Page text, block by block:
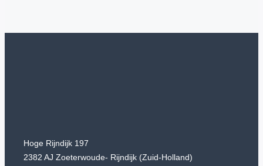
Hoge Rijndijk 197
2382 AJ Zoeterwoude- Rijndijk (Zuid-Holland)